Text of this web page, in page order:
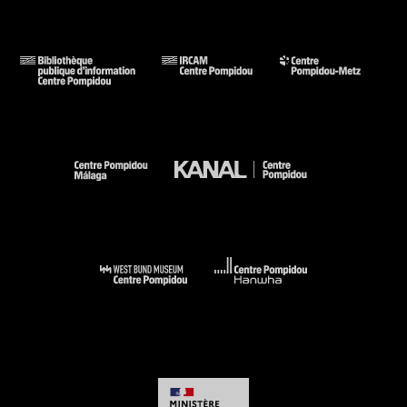
Gogh à Bonnard : Aix-en-Provence, Musée Granet ;
Marseille, Musée des Beaux-Arts, palais Longchamp, 13 juin-
Voir la notice sur le portail de la Bibliothèque Kandinsky
2015. - Milano : Museo del Novecento, 2014 (cit. p. 180 et
reprod. p. 178) . N° isbn 978-88-918017-4-6
Louvre, La Petite Galerie, du 13 octobre 2015 au 04 juillet